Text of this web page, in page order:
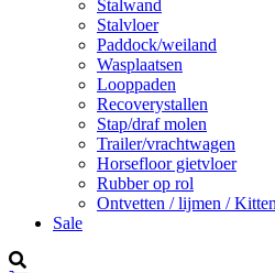
Stalwand
Stalvloer
Paddock/weiland
Wasplaatsen
Looppaden
Recoverystallen
Stap/draf molen
Trailer/vrachtwagen
Horsefloor gietvloer
Rubber op rol
Ontvetten / lijmen / Kitten
Sale